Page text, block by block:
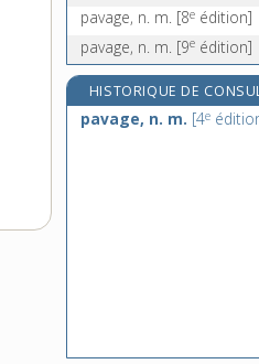
pavage, n. m. [8e édition]
pavage, n. m. [9e édition]
HISTORIQUE DE
pavage, n. m. [4e